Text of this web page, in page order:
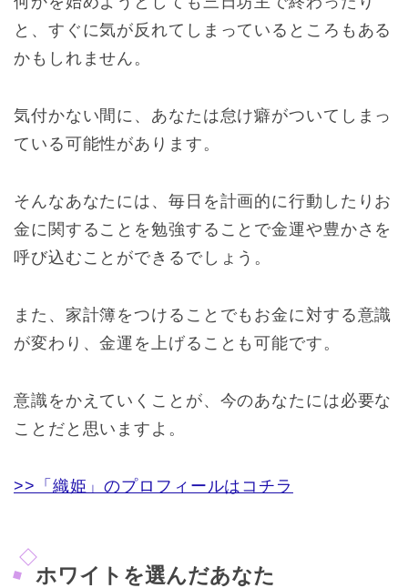
と、すぐに気が反れてしまっているところもある
かもしれません。
気付かない間に、あなたは怠け癖がついてしまっ
ている可能性があります。
そんなあなたには、毎日を計画的に行動したりお
金に関することを勉強することで金運や豊かさを
呼び込むことができるでしょう。
また、家計簿をつけることでもお金に対する意識
が変わり、金運を上げることも可能です。
意識をかえていくことが、今のあなたには必要な
ことだと思いますよ。
>>「織姫」のプロフィールはコチラ
ホワイトを選んだあなた